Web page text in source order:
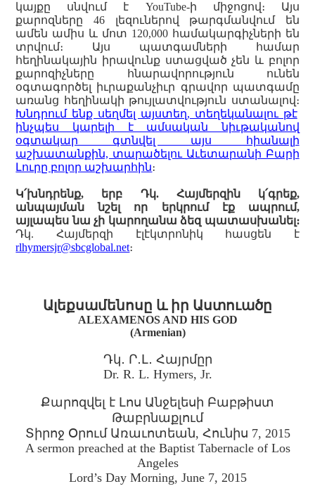
կայքը սնվում է YouTube-ի միջոցով։ Այս
քարոզները 46 լեզուներով թարգմանվում են
ամեն ամիս և մոտ 120,000 համակարգիչների են
տրվում։ Այս պատգամների համար
հեղինակային իրավունք ստացված չեն և բոլոր
քարոզիչները հնարավորություն ունեն
օգտագործել իւրաքանչիւր գրավոր պատգամը
առանց հեղինակի թույլատվություն ստանալով։
Խնդրում ենք սեղմել այստեղ, տեղեկանալու թէ
ինչպես կարելի է ամսական նիւթականով
օգտակար գտնվել այս հիանալի
աշխատանքին, տարածելու Աւետարանի Բարի
Լուրը բոլոր աշխարհին։
Կ՛խնդրենք, երբ Դկ. Հայմերզին կ՛գրեք,
անպայման նշել որ երկրում էք ապրում,
այլապես նա չի կարողանա ձեզ պատասխանել։
Դկ. Հայմերզի էլէկտրոնիկ հասցեն է
rlhymersjr@sbcglobal.net։
Ալեքսամենոսը և իր Աստուածը
ALEXAMENOS AND HIS GOD
(Armenian)
Դկ․ Ր․Լ․ Հայրմըր
Dr. R. L. Hymers, Jr.
Քարոզվել է Լոս Անջելեսի Բաբթիստ
Թաբրնաքլում
Տիրոջ Օրում Առաւոտեան, Հունիս 7, 2015
A sermon preached at the Baptist Tabernacle of Los
Angeles
Lord’s Day Morning, June 7, 2015